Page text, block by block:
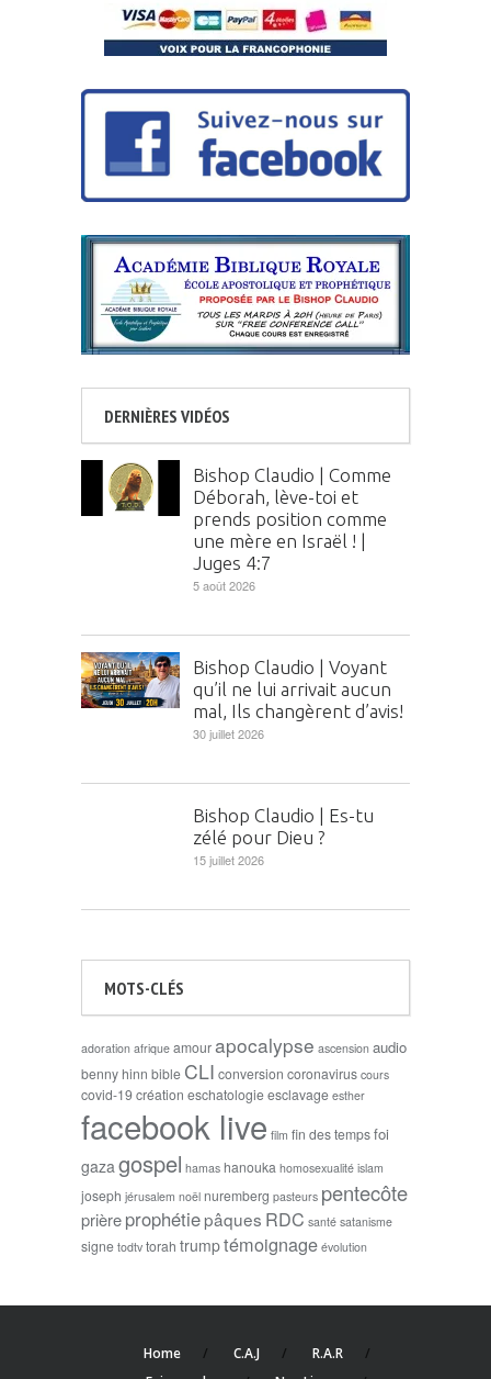
DERNIÈRES VIDÉOS
Bishop Claudio | Comme
Déborah, lève-toi et
prends position comme
une mère en Israël ! |
Juges 4:7
5 août 2026
Bishop Claudio | Voyant
qu’il ne lui arrivait aucun
mal, Ils changèrent d’avis!
30 juillet 2026
Bishop Claudio | Es-tu
zélé pour Dieu ?
15 juillet 2026
MOTS-CLÉS
adoration afrique amourapocalypse ascension audio
benny hinn bible CLI conversion coronavirus cours
covid-19création eschatologieesclavage esther
facebook live film fin des tempsfoi
gaza gospel hamas hanouka homosexualité islam
joseph jérusalem noël nuremberg pasteurs pentecôte
prièreprophétiepâques RDC santé satanisme
signe todtv torah trumptémoignage évolution
Home C.A.J
R.A.R